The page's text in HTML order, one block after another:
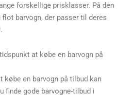
forskellige prisklasser. På den
barvogn, der passer til deres
at købe en barvogn på
købe en barvogn på tilbud kan
finde gode barvogne-tilbud i